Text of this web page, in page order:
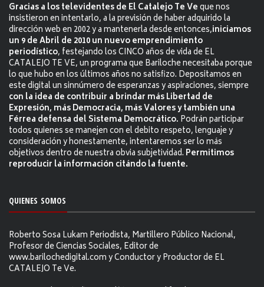
Gracias a los televidentes de El Catalejo Te Veque nos
insistieron en intentarlo, a la previsión de haber adquirido la
dirección web en 2002 y a mantenerla desde entonces,iniciamos
un 9 de Abril de 2010 un nuevo emprendimiento
periodístico, festejando los CINCO años de vida de EL
CATALEJO TE VE, un programa que Bariloche necesitaba porque
lo que hubo en los últimos años no satisfizo. Depositamos en
este digital un sinnúmero de esperanzas y aspiraciones, siempre
con la idea de contribuir a brindar más Libertad de
Expresión, más Democracia, más Valores y también una
Férrea defensa del Sistema Democrático. Podrán participar
todos quienes se manejen con el debito respeto, lenguaje y
consideración y honestamente, intentaremos ser lo más
objetivos dentro de nuestra obvia subjetividad. Permitimos
reproducir la información citándo la fuente.
QUIENES SOMOS
Roberto Sosa Lukam Periodista, Martillero Público Nacional,
Profesor de Ciencias Sociales, Editor de
www.barilochedigital.com y Conductor y Productor de EL
CATALEJO Te Ve.